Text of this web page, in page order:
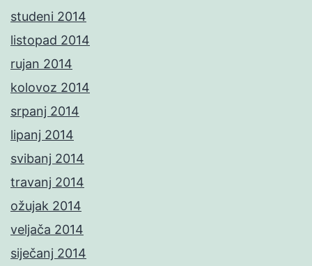
studeni 2014
listopad 2014
rujan 2014
kolovoz 2014
srpanj 2014
lipanj 2014
svibanj 2014
travanj 2014
ožujak 2014
veljača 2014
siječanj 2014